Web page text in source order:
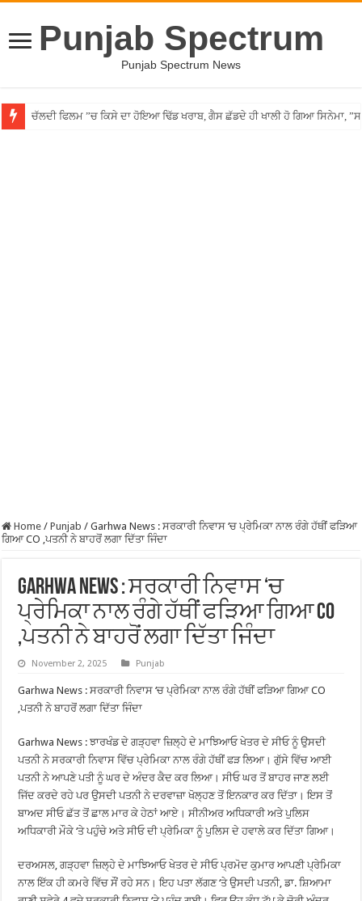
Punjab Spectrum
Punjab Spectrum News
ਚੱਲਦੀ ਫਿਲਮ ”ਚ ਕਿਸੇ ਦਾ ਹੋਇਆ ਢਿੱਡ ਖਰਾਬ, ਗੈਸ ਛੱਡਦੇ ਹੀ ਖਾਲੀ ਹੋ ਗਿਆ ਸਿਨੇਮਾ,
Home / Punjab / Garhwa News : ਸਰਕਾਰੀ ਨਿਵਾਸ ‘ਚ ਪ੍ਰੇਮਿਕਾ ਨਾਲ ਰੰਗੇ ਹੱਥੀਂ ਫੜਿਆ
ਗਿਆ CO ,ਪਤਨੀ ਨੇ ਬਾਹਰੋਂ ਲਗਾ ਦਿੱਤਾ ਜਿੰਦਾ
Garhwa News : ਸਰਕਾਰੀ ਨਿਵਾਸ ‘ਚ
ਪ੍ਰੇਮਿਕਾ ਨਾਲ ਰੰਗੇ ਹੱਥੀਂ ਫੜਿਆ ਗਿਆ CO
,ਪਤਨੀ ਨੇ ਬਾਹਰੋਂ ਲਗਾ ਦਿੱਤਾ ਜਿੰਦਾ
November 2, 2025 Punjab
Garhwa News : ਸਰਕਾਰੀ ਨਿਵਾਸ ‘ਚ ਪ੍ਰੇਮਿਕਾ ਨਾਲ ਰੰਗੇ ਹੱਥੀਂ ਫੜਿਆ ਗਿਆ CO
,ਪਤਨੀ ਨੇ ਬਾਹਰੋਂ ਲਗਾ ਦਿੱਤਾ ਜਿੰਦਾ
Garhwa News : ਝਾਰਖੰਡ ਦੇ ਗੜ੍ਹਵਾ ਜ਼ਿਲ੍ਹੇ ਦੇ ਮਾਝਿਆਓ ਖੇਤਰ ਦੇ ਸੀਓ ਨੂੰ ਉਸਦੀ
ਪਤਨੀ ਨੇ ਸਰਕਾਰੀ ਨਿਵਾਸ ਵਿੱਚ ਪ੍ਰੇਮਿਕਾ ਨਾਲ ਰੰਗੇ ਹੱਥੀਂ ਫੜ ਲਿਆ। ਗੁੱਸੇ ਵਿੱਚ ਆਈ
ਪਤਨੀ ਨੇ ਆਪਣੇ ਪਤੀ ਨੂੰ ਘਰ ਦੇ ਅੰਦਰ ਕੈਦ ਕਰ ਲਿਆ। ਸੀਓ ਘਰ ਤੋਂ ਬਾਹਰ ਜਾਣ ਲਈ
ਜਿੱਦ ਕਰਦੇ ਰਹੇ ਪਰ ਉਸਦੀ ਪਤਨੀ ਨੇ ਦਰਵਾਜ਼ਾ ਖੋਲ੍ਹਣ ਤੋਂ ਇਨਕਾਰ ਕਰ ਦਿੱਤਾ। ਇਸ ਤੋਂ
ਬਾਅਦ ਸੀਓ ਛੱਤ ਤੋਂ ਛਾਲ ਮਾਰ ਕੇ ਹੇਠਾਂ ਆਏ। ਸੀਨੀਅਰ ਅਧਿਕਾਰੀ ਅਤੇ ਪੁਲਿਸ
ਅਧਿਕਾਰੀ ਮੌਕੇ ‘ਤੇ ਪਹੁੰਚੇ ਅਤੇ ਸੀਓ ਦੀ ਪ੍ਰੇਮਿਕਾ ਨੂੰ ਪੁਲਿਸ ਦੇ ਹਵਾਲੇ ਕਰ ਦਿੱਤਾ ਗਿਆ।
ਦਰਅਸਲ, ਗੜ੍ਹਵਾ ਜ਼ਿਲ੍ਹੇ ਦੇ ਮਾਝਿਆਓ ਖੇਤਰ ਦੇ ਸੀਓ ਪ੍ਰਮੋਦ ਕੁਮਾਰ ਆਪਣੀ ਪ੍ਰੇਮਿਕਾ
ਨਾਲ ਇੱਕ ਹੀ ਕਮਰੇ ਵਿੱਚ ਸੌਂ ਰਹੇ ਸਨ। ਇਹ ਪਤਾ ਲੱਗਣ ‘ਤੇ ਉਸਦੀ ਪਤਨੀ, ਡਾ. ਸ਼ਿਆਮਾ